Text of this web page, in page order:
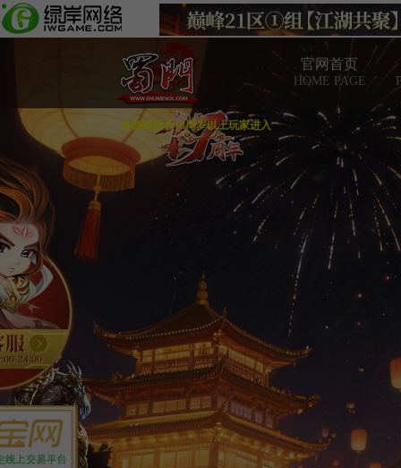
官网首页
HOME PAGE
本游戏适合18周岁以上玩家进入